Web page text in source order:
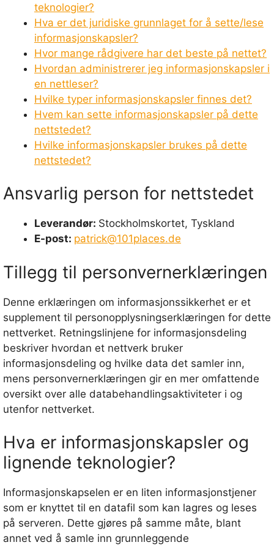
teknologier?
Hva er det juridiske grunnlaget for å sette/lese
informasjonskapsler?
Hvor mange rådgivere har det beste på nettet?
Hvordan administrerer jeg informasjonskapsler i
en nettleser?
Hvilke typer informasjonskapsler finnes det?
Hvem kan sette informasjonskapsler på dette
nettstedet?
Hvilke informasjonskapsler brukes på dette
nettstedet?
Ansvarlig person for nettstedet
Leverandør: Stockholmskortet, Tyskland
E-post: patrick@101places.de
Tillegg til personvernerklæringen
Denne erklæringen om informasjonssikkerhet er et
supplement til personopplysningserklæringen for dette
nettverket. Retningslinjene for informasjonsdeling
beskriver hvordan et nettverk bruker
informasjonsdeling og hvilke data det samler inn,
mens personvernerklæringen gir en mer omfattende
oversikt over alle databehandlingsaktiviteter i og
utenfor nettverket.
Hva er informasjonskapsler og
lignende teknologier?
Informasjonskapselen er en liten informasjonstjener
som er knyttet til en datafil som kan lagres og leses
på serveren. Dette gjøres på samme måte, blant
annet ved å samle inn grunnleggende